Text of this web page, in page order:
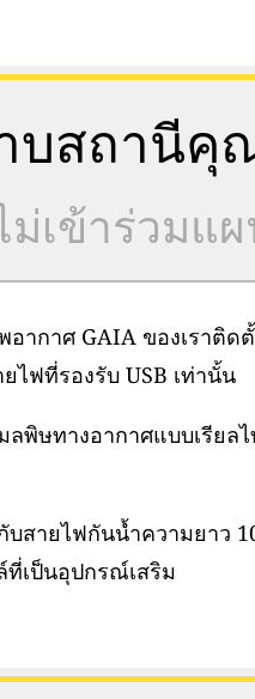
สถานีคุ
ม่เข้าร่วมแ
ากาศ GAIA ของเราติ
ไฟที่รองรับ USB เท่านั้น
ลพิษทางอากาศแบบเรีย
สายไฟกันน้ำความยาว
ที่เป็นอุปกรณ์เสริม